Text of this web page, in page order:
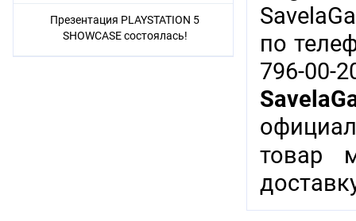
по
796-00-
товар
Презентация PLAYSTATION 5
SHOWCASE состоялась!